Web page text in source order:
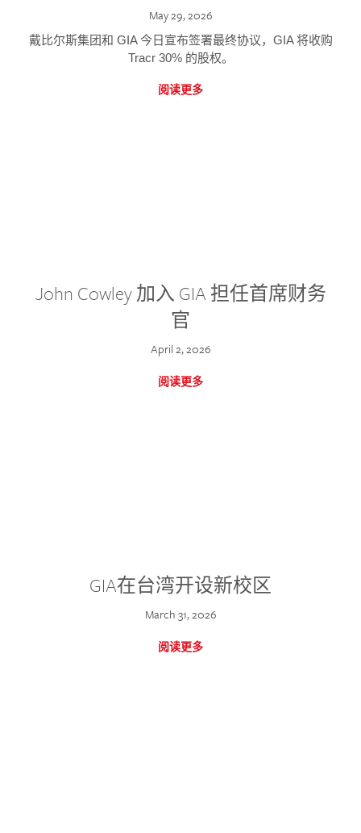
May 29, 2026
戴比尔斯集团和 GIA 今日宣布签署最终协议，GIA 将收购
Tracr 30% 的股权。
阅读更多
John Cowley 加入 GIA 担任首席财务
官
April 2, 2026
阅读更多
GIA在台湾开设新校区
March 31, 2026
阅读更多